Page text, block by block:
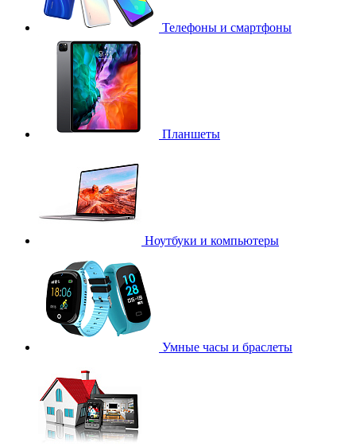
Телефоны и смартфоны
Планшеты
Ноутбуки и компьютеры
Умные часы и браслеты